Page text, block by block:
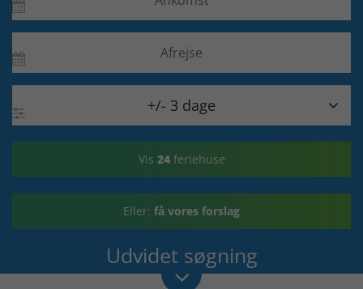
+/- 3 dage
Vis 24feriehuse
Eller: få vores forslag
Udvidet søgning